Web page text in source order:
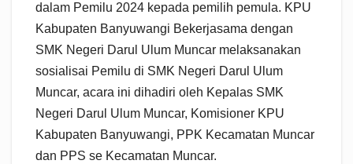
dalam Pemilu 2024 kepada pemilih pemula. KPU
Kabupaten Banyuwangi Bekerjasama dengan
SMK Negeri Darul Ulum Muncar melaksanakan
sosialisai Pemilu di SMK Negeri Darul Ulum
Muncar, acara ini dihadiri oleh Kepalas SMK
Negeri Darul Ulum Muncar, Komisioner KPU
Kabupaten Banyuwangi, PPK Kecamatan Muncar
dan PPS se Kecamatan Muncar.